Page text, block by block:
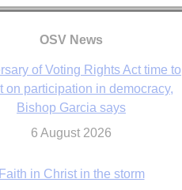
OSV News
of Voting Rights Act time to
Bishop Garcia says
6 August 2026
Faith in Christ in the storm
7 August 2026
cast doubt on White House